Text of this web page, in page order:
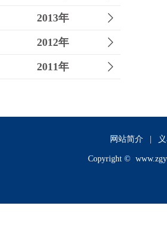
2013年
2012年
2011年
2009年
网站简介
Copyright ©